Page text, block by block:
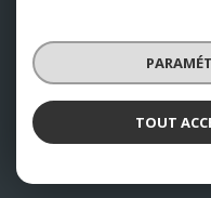
© 2026 | Tous droits
BAREME SEDAN
BAREME
TOUT